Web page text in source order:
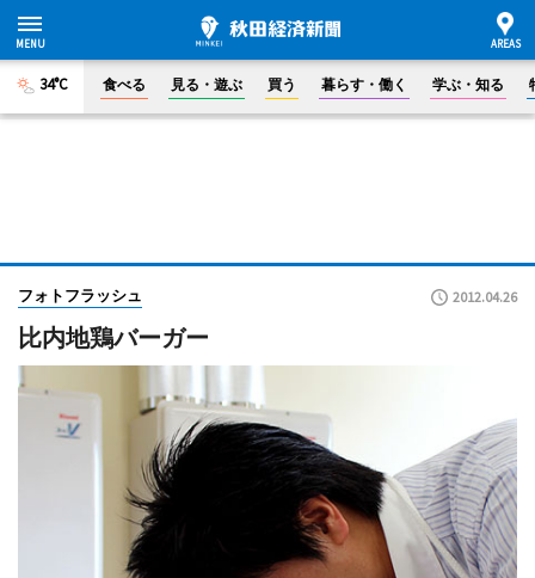
34°C 食べる 見る・遊ぶ 買う 暮らす・働く 学ぶ・知る
フォトフラッシュ 2012.04.26
比内地鶏バーガー